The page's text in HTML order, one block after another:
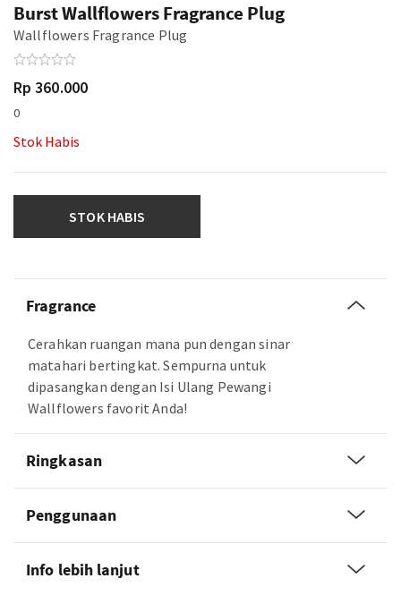
Burst Wallflowers Fragrance Plug
Wallflowers Fragrance Plug
Rp 360.000
0
Stok Habis
STOK HABIS
Fragrance
Cerahkan ruangan mana pun dengan sinar
matahari bertingkat. Sempurna untuk
dipasangkan dengan Isi Ulang Pewangi
Wallflowers favorit Anda!
Ringkasan
Penggunaan
Info lebih lanjut